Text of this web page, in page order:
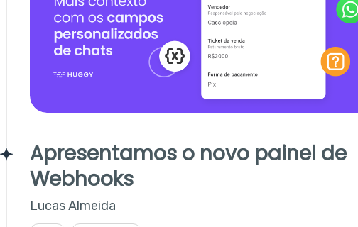
Apresentamos o novo painel de
Webhooks
Lucas Almeida